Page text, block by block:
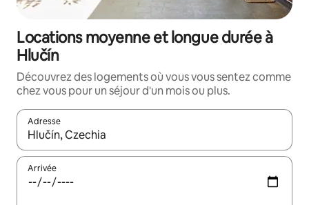
Locations moyenne et longue durée à
Hlučín
Découvrez des logements où vous vous sentez comme
chez vous pour un séjour d'un mois ou plus.
Adresse
Lorsque les résultats s'affichent, utilisez les flèches vers le
Arrivée